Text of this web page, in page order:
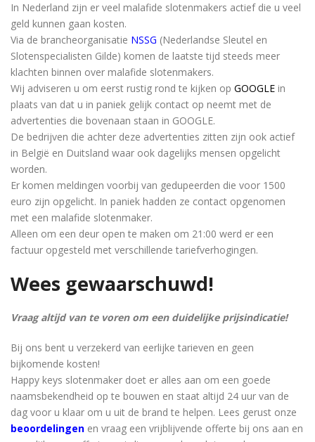
In Nederland zijn er veel malafide slotenmakers actief die u veel
geld kunnen gaan kosten.
Via de brancheorganisatie NSSG (Nederlandse Sleutel en
Slotenspecialisten Gilde) komen de laatste tijd steeds meer
klachten binnen over malafide slotenmakers.
Wij adviseren u om eerst rustig rond te kijken op GOOGLE in
plaats van dat u in paniek gelijk contact op neemt met de
advertenties die bovenaan staan in GOOGLE.
De bedrijven die achter deze advertenties zitten zijn ook actief
in België en Duitsland waar ook dagelijks mensen opgelicht
worden.
Er komen meldingen voorbij van gedupeerden die voor 1500
euro zijn opgelicht. In paniek hadden ze contact opgenomen
met een malafide slotenmaker.
Alleen om een ​​deur open te maken om 21:00 werd er een
factuur opgesteld met verschillende tariefverhogingen.
Wees gewaarschuwd!
Vraag altijd van te voren om een ​​duidelijke prijsindicatie!
Bij ons bent u verzekerd van eerlijke tarieven en geen
bijkomende kosten!
Happy keys slotenmaker doet er alles aan om een ​​goede
naamsbekendheid op te bouwen en staat altijd 24 uur van de
dag voor u klaar om u uit de brand te helpen. Lees gerust onze
beoordelingen en vraag een vrijblijvende offerte bij ons aan en